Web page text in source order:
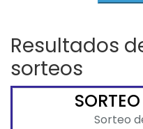
Resultados
sorteos
Sorteo